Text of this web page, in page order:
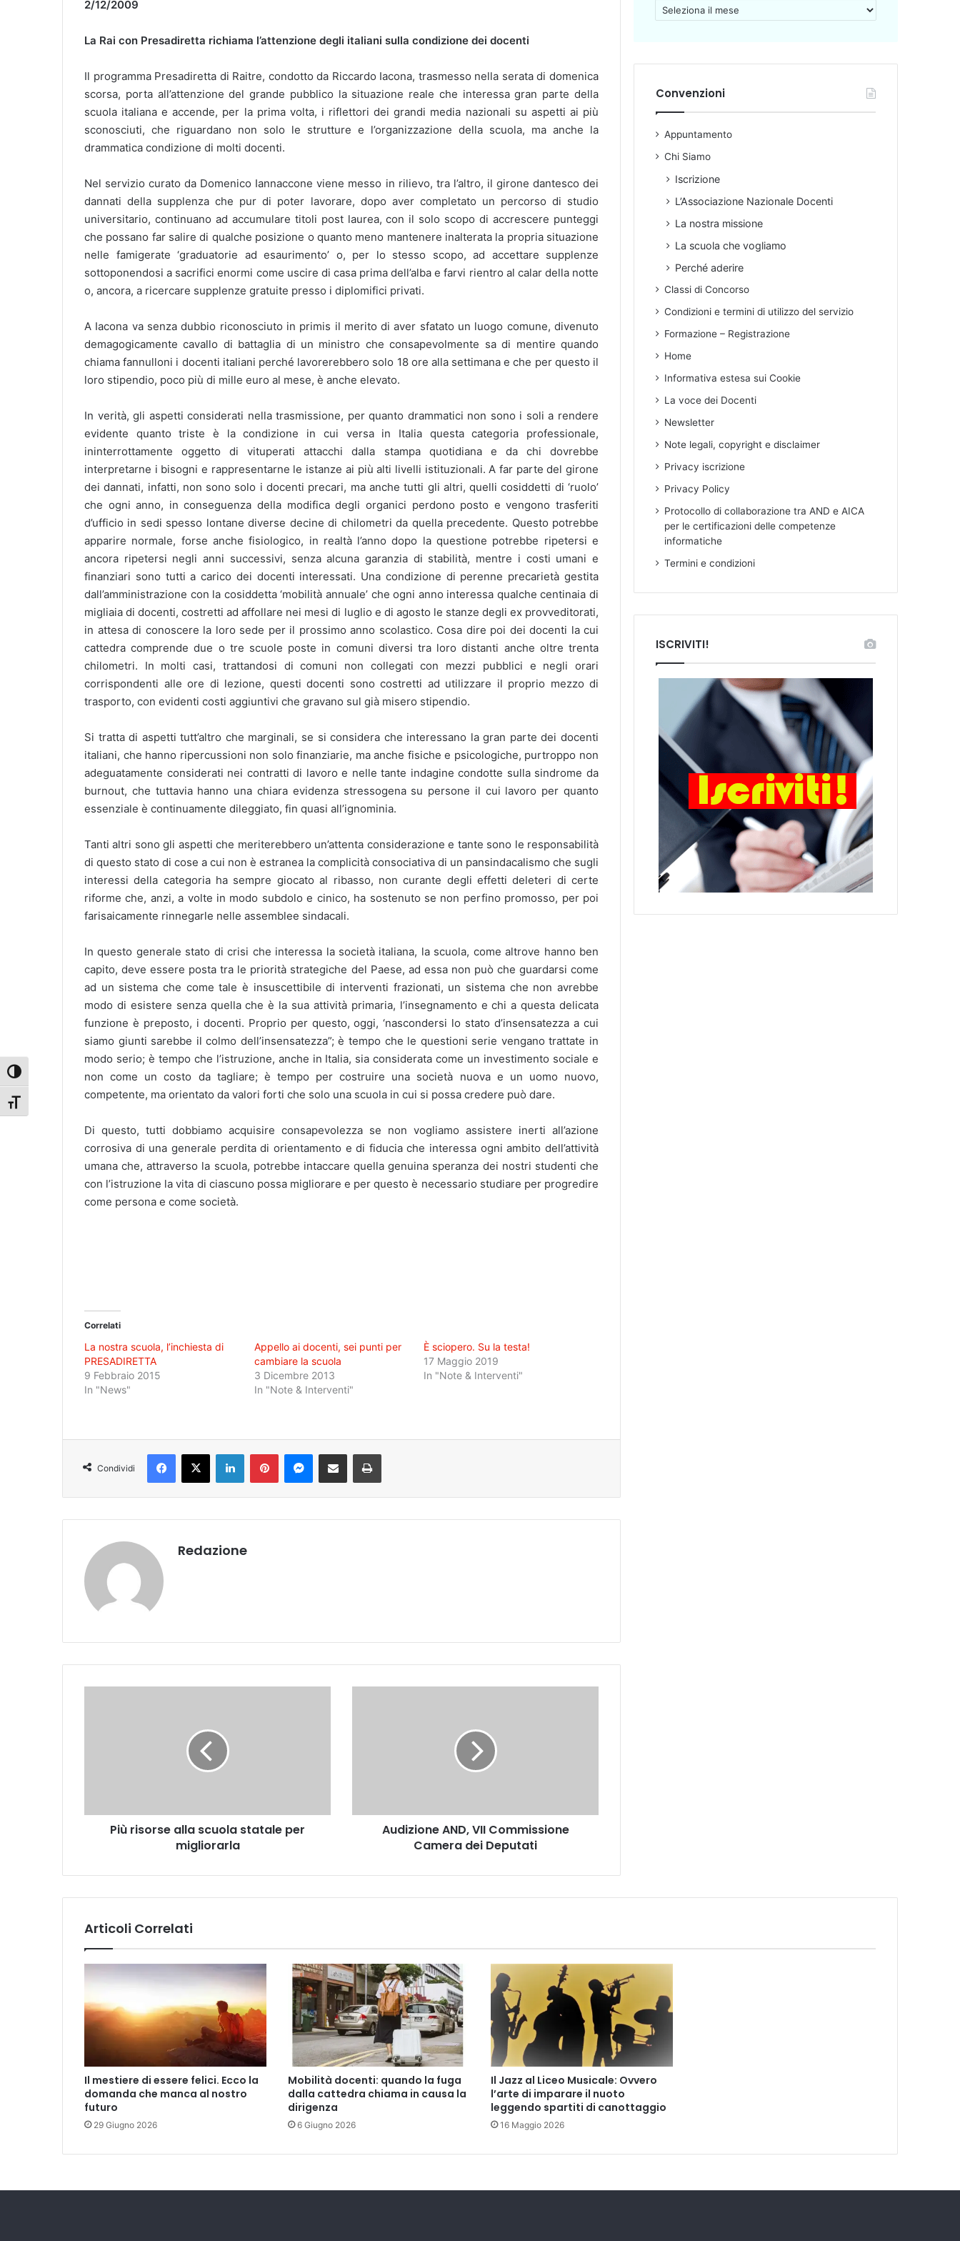
Attiva/disattiva alto contrasto
Attiva/disattiva dimensione testo
2/12/2009
La Rai con Presadiretta richiama l’attenzione degli italiani sulla condizione dei docenti
Il programma Presadiretta di Raitre, condotto da Riccardo Iacona, trasmesso nella serata di domenica
scorsa, porta all’attenzione del grande pubblico la situazione reale che interessa gran parte della
scuola italiana e accende, per la prima volta, i riflettori dei grandi media nazionali su aspetti ai più
sconosciuti, che riguardano non solo le strutture e l’organizzazione della scuola, ma anche la
drammatica condizione di molti docenti.
Nel servizio curato da Domenico Iannaccone viene messo in rilievo, tra l’altro, il girone dantesco dei
dannati della supplenza che pur di poter lavorare, dopo aver completato un percorso di studio
universitario, continuano ad accumulare titoli post laurea, con il solo scopo di accrescere punteggi
che possano far salire di qualche posizione o quanto meno mantenere inalterata la propria situazione
nelle famigerate ‘graduatorie ad esaurimento’ o, per lo stesso scopo, ad accettare supplenze
sottoponendosi a sacrifici enormi come uscire di casa prima dell’alba e farvi rientro al calar della notte
o, ancora, a ricercare supplenze gratuite presso i diplomifici privati.
A Iacona va senza dubbio riconosciuto in primis il merito di aver sfatato un luogo comune, divenuto
demagogicamente cavallo di battaglia di un ministro che consapevolmente sa di mentire quando
chiama fannulloni i docenti italiani perché lavorerebbero solo 18 ore alla settimana e che per questo il
loro stipendio, poco più di mille euro al mese, è anche elevato.
In verità, gli aspetti considerati nella trasmissione, per quanto drammatici non sono i soli a rendere
evidente quanto triste è la condizione in cui versa in Italia questa categoria professionale,
ininterrottamente oggetto di vituperati attacchi dalla stampa quotidiana e da chi dovrebbe
interpretarne i bisogni e rappresentarne le istanze ai più alti livelli istituzionali. A far parte del girone
dei dannati, infatti, non sono solo i docenti precari, ma anche tutti gli altri, quelli cosiddetti di ‘ruolo’
che ogni anno, in conseguenza della modifica degli organici perdono posto e vengono trasferiti
d’ufficio in sedi spesso lontane diverse decine di chilometri da quella precedente. Questo potrebbe
apparire normale, forse anche fisiologico, in realtà l’anno dopo la questione potrebbe ripetersi e
ancora ripetersi negli anni successivi, senza alcuna garanzia di stabilità, mentre i costi umani e
finanziari sono tutti a carico dei docenti interessati. Una condizione di perenne precarietà gestita
dall’amministrazione con la cosiddetta ‘mobilità annuale’ che ogni anno interessa qualche centinaia di
migliaia di docenti, costretti ad affollare nei mesi di luglio e di agosto le stanze degli ex provveditorati,
in attesa di conoscere la loro sede per il prossimo anno scolastico. Cosa dire poi dei docenti la cui
cattedra comprende due o tre scuole poste in comuni diversi tra loro distanti anche oltre trenta
chilometri. In molti casi, trattandosi di comuni non collegati con mezzi pubblici e negli orari
corrispondenti alle ore di lezione, questi docenti sono costretti ad utilizzare il proprio mezzo di
trasporto, con evidenti costi aggiuntivi che gravano sul già misero stipendio.
Si tratta di aspetti tutt’altro che marginali, se si considera che interessano la gran parte dei docenti
italiani, che hanno ripercussioni non solo finanziarie, ma anche fisiche e psicologiche, purtroppo non
adeguatamente considerati nei contratti di lavoro e nelle tante indagine condotte sulla sindrome da
burnout, che tuttavia hanno una chiara evidenza stressogena su persone il cui lavoro per quanto
essenziale è continuamente dileggiato, fin quasi all’ignominia.
Tanti altri sono gli aspetti che meriterebbero un’attenta considerazione e tante sono le responsabilità
di questo stato di cose a cui non è estranea la complicità consociativa di un pansindacalismo che sugli
interessi della categoria ha sempre giocato al ribasso, non curante degli effetti deleteri di certe
riforme che, anzi, a volte in modo subdolo e cinico, ha sostenuto se non perfino promosso, per poi
farisaicamente rinnegarle nelle assemblee sindacali.
In questo generale stato di crisi che interessa la società italiana, la scuola, come altrove hanno ben
capito, deve essere posta tra le priorità strategiche del Paese, ad essa non può che guardarsi come
ad un sistema che come tale è insuscettibile di interventi frazionati, un sistema che non avrebbe
modo di esistere senza quella che è la sua attività primaria, l’insegnamento e chi a questa delicata
funzione è preposto, i docenti. Proprio per questo, oggi, ‘nascondersi lo stato d’insensatezza a cui
siamo giunti sarebbe il colmo dell’insensatezza”; è tempo che le questioni serie vengano trattate in
modo serio; è tempo che l’istruzione, anche in Italia, sia considerata come un investimento sociale e
non come un costo da tagliare; è tempo per costruire una società nuova e un uomo nuovo,
competente, ma orientato da valori forti che solo una scuola in cui si possa credere può dare.
Di questo, tutti dobbiamo acquisire consapevolezza se non vogliamo assistere inerti all’azione
corrosiva di una generale perdita di orientamento e di fiducia che interessa ogni ambito dell’attività
umana che, attraverso la scuola, potrebbe intaccare quella genuina speranza dei nostri studenti che
con l’istruzione la vita di ciascuno possa migliorare e per questo è necessario studiare per progredire
come persona e come società.
Correlati
La nostra scuola, l’inchiesta di
PRESADIRETTA
9 Febbraio 2015
In "News"
Appello ai docenti, sei punti per
cambiare la scuola
3 Dicembre 2013
In "Note & Interventi"
È sciopero. Su la testa!
17 Maggio 2019
In "Note & Interventi"
Condividi
Redazione
s
l
u
o
l
t
a
l
e
p
e
r
l
Più risorse alla scuola statale per
migliorarla
e
,
o
m
m
s
s
i
o
n
e
C
m
d
Audizione AND, VII Commissione
Camera dei Deputati
r
i
i
o
Convenzioni
Appuntamento
Chi Siamo
Iscrizione
L’Associazione Nazionale Docenti
La nostra missione
La scuola che vogliamo
Perché aderire
Classi di Concorso
Condizioni e termini di utilizzo del servizio
Formazione – Registrazione
Home
Informativa estesa sui Cookie
La voce dei Docenti
Newsletter
Note legali, copyright e disclaimer
Privacy iscrizione
Privacy Policy
Protocollo di collaborazione tra AND e AICA
per le certificazioni delle competenze
informatiche
Termini e condizioni
ISCRIVITI!
Articoli Correlati
Il mestiere di essere felici. Ecco la
domanda che manca al nostro
futuro
29 Giugno 2026
Mobilità docenti: quando la fuga
dalla cattedra chiama in causa la
dirigenza
6 Giugno 2026
Il Jazz al Liceo Musicale: Ovvero
l’arte di imparare il nuoto
leggendo spartiti di canottaggio
16 Maggio 2026